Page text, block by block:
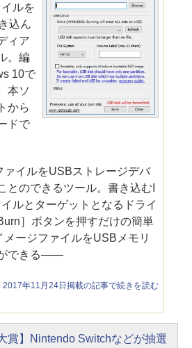
ルを
込ん
ィア
。編
10で
本ソ
から
ドで
イルをUSBストレージデバ
とのできるツール。書き込むI
ルとターゲットとなるドライ
］ボタンを押すだけの簡単
メージファイルをUSBメモリ
できる――
2017年11月24日掲載の記事で続きを読む
賞】Nintendo Switchなどが抽選